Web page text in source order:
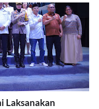
Laksanakan